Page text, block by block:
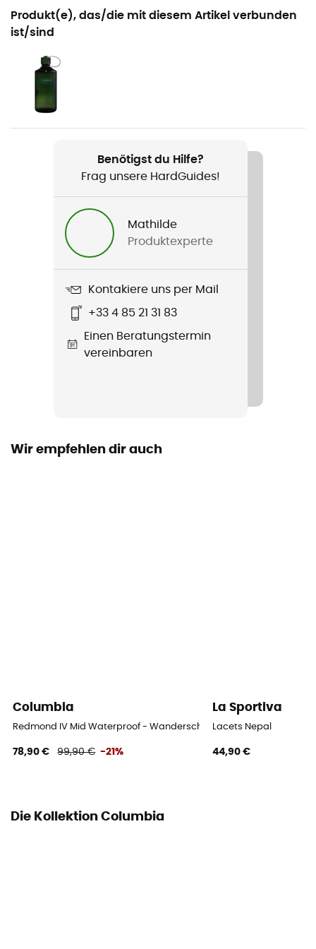
Geeignet für
Wandern
Geschlecht
Herren
Gewicht
2 x 456 g
Newton Ridge Plus II Suede Waterproof
Technologien
Omni-Grip® / Techlite™ / Omni-Tech™
Wasserdichtigkeit
Zwischensohle
Produkt(e), das/die mit diesem Artikel verbunden
ist/sind
Benötigst du Hilfe?
Frag unsere HardGuides!
Mathilde
Produktexperte
Kontakiere uns per Mail
+33 4 85 21 31 83
Einen Beratungstermin
vereinbaren
Wir empfehlen dir auch
Columbia
Redmond IV Mid Waterproof - Wanderschuhe - Herren
78,90 € 99,90 € -21%
La Sportiva
Lacets Nepal
44,90 €
Die Kollektion Columbia